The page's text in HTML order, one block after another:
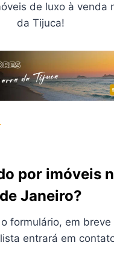
de luxo à venda
da Tijuca!
por imóveis
de Janeiro?
formulário, em breve
entrará em